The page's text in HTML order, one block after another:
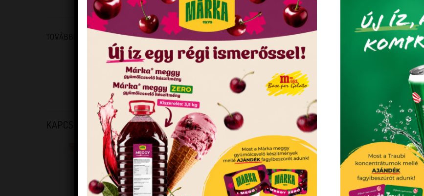
TOVÁBBI INFORMÁCIÓK TÖMEG 0.5
FORGALMAZÓI KÓD
VONALKÓD
KAPCSOLÓDÓ TERMÉKEK
KEDVENCEM! KEDVENCEM!